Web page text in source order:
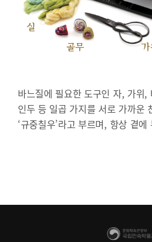
실
골무
가
바느질에 필요한 도구인 자, 가위
인두 등 일곱 가지를 서로 가까운
‘규중칠우’라고 부르며, 항상 곁